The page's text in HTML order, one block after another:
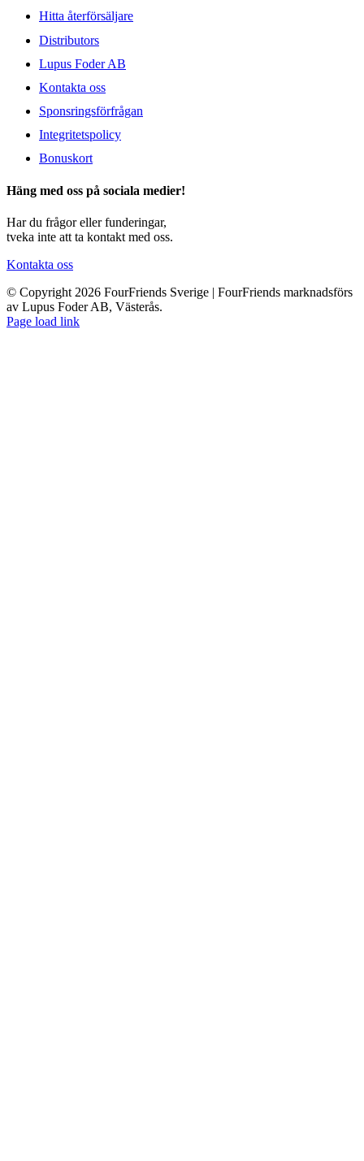
Hitta återförsäljare
Distributors
Lupus Foder AB
Kontakta oss
Sponsringsförfrågan
Integritetspolicy
Bonuskort
Häng med oss på sociala medier!
Har du frågor eller funderingar,
tveka inte att ta kontakt med oss.
Kontakta oss
© Copyright 2026 FourFriends Sverige | FourFriends marknadsförs
av Lupus Foder AB, Västerås.
Page load link